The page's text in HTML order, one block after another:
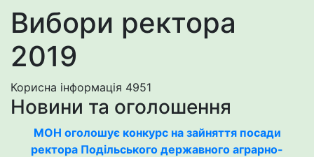
Вибори ректора
2019
Корисна інформація 4951
Новини та оголошення
МОН оголошує конкурс на зайняття посади
ректора Подільського державного аграрно-